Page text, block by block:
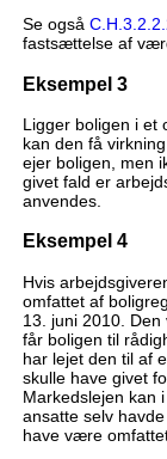
Se også
fastsættelse af
Eksempel 3
Ligger boligen i et
kan den få
ejer boligen, men
givet fald er
anvendes.
Eksempel 4
Hvis
omfattet af
13. juni 2010.
får boligen til
har lejet den til af
skulle have givet
Markedslejen kan
ansatte selv
have være